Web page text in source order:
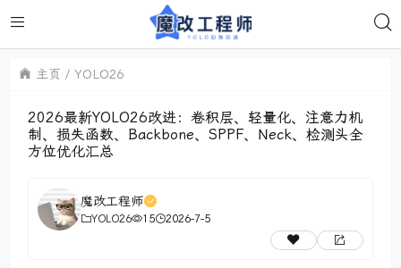
主页 YOLO26
2026最新YOLO26改进：卷积层、轻量化、注意力机
制、损失函数、Backbone、SPPF、Neck、检测头全
方位优化汇总
魔改工程师
YOLO26 15 2026-7-5